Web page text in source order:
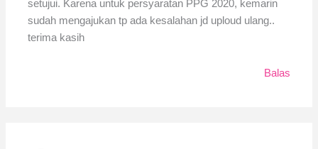
setujui. Karena untuk persyaratan PPG 2020, kemarin
sudah mengajukan tp ada kesalahan jd uploud ulang..
terima kasih
Balas